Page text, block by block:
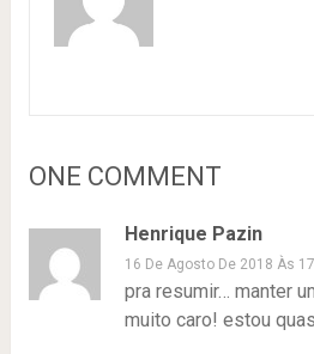
ONE COMMENT
Henrique Pazin
16 De Agosto De 2018 Às
pra resumir… manter
muito caro! estou